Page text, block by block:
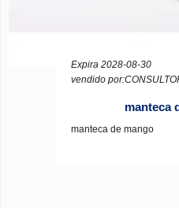
Expira 2028-08-30
vendido
manteca
manteca de mango